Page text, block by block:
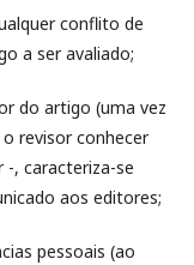
conflito de
a ser avaliado;
do artigo (uma vez
revisor conhecer
, caracteriza-se
aos editores;
pessoais (ao